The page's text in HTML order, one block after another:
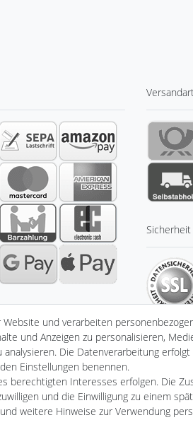
Sicherheit
AGB Barrierefreiheitserklärung
und verarbeiten
und Anzeigen zu personalisieren,
Die Datenverarbeitung
Einstellungen benennen.
berechtigten Interesses erfolgen. Die
und die Einwilligung zu einem
und weitere Hinweise zur Verwendung